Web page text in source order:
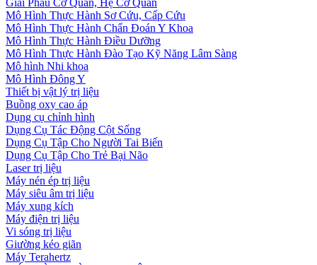
Giải Phẫu Cơ Quan, Hệ Cơ Quan
Mô Hình Thực Hành Sơ Cứu, Cấp Cứu
Mô Hình Thực Hành Chẩn Đoán Y Khoa
Mô Hình Thực Hành Điều Dưỡng
Mô Hình Thực Hành Đào Tạo Kỹ Năng Lâm Sàng
Mô hình Nhi khoa
Mô Hình Đông Y
Thiết bị vật lý trị liệu
Buồng oxy cao áp
Dụng cụ chỉnh hình
Dụng Cụ Tác Động Cột Sống
Dụng Cụ Tập Cho Người Tai Biến
Dụng Cụ Tập Cho Trẻ Bại Não
Laser trị liệu
Máy nén ép trị liệu
Máy siêu âm trị liệu
Máy xung kích
Máy điện trị liệu
Vi sóng trị liệu
Giường kéo giãn
Máy Terahertz